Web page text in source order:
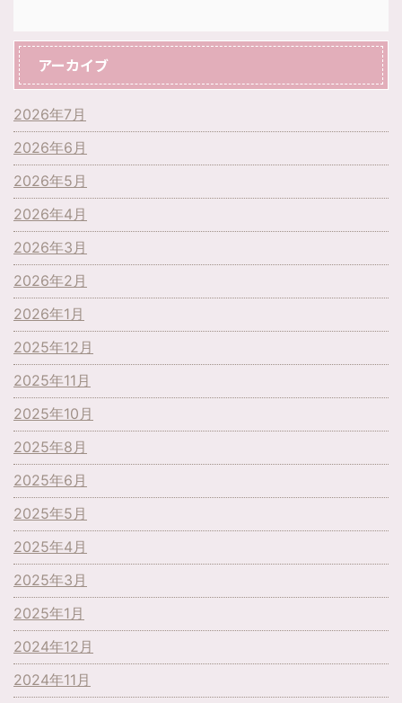
アーカイブ
2026年7月
2026年6月
2026年5月
2026年4月
2026年3月
2026年2月
2026年1月
2025年12月
2025年11月
2025年10月
2025年8月
2025年6月
2025年5月
2025年4月
2025年3月
2025年1月
2024年12月
2024年11月